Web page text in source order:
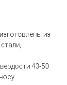
из
43-50